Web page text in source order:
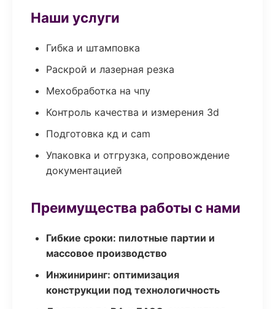
Наши услуги
Гибка и штамповка
Раскрой и лазерная резка
Мехобработка на чпу
Контроль качества и измерения 3d
Подготовка кд и cam
Упаковка и отгрузка, сопровождение
документацией
Преимущества работы с нами
Гибкие сроки: пилотные партии и
массовое производство
Инжиниринг: оптимизация
конструкции под технологичность